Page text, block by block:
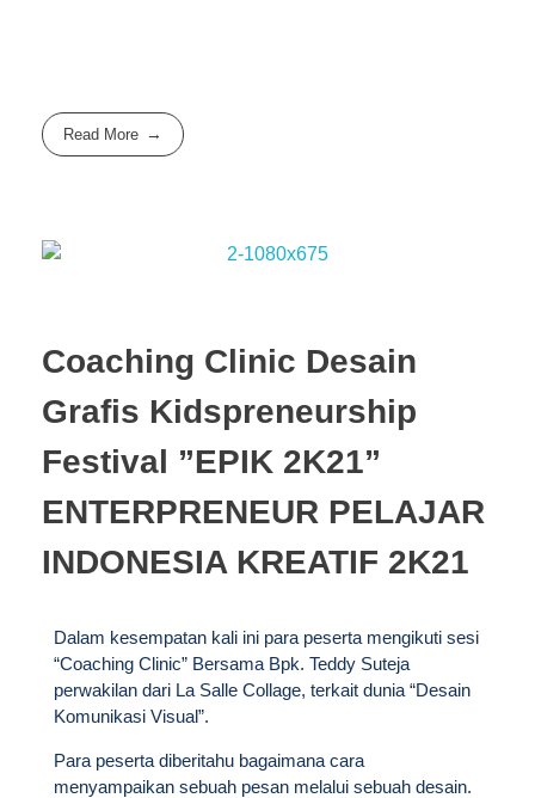
Read More
Coaching Clinic Desain
Grafis Kidspreneurship
Festival ”EPIK 2K21”
ENTERPRENEUR PELAJAR
INDONESIA KREATIF 2K21
Dalam kesempatan kali ini para peserta mengikuti sesi
“Coaching Clinic” Bersama Bpk. Teddy Suteja
perwakilan dari La Salle Collage, terkait dunia “Desain
Komunikasi Visual”.
Para peserta diberitahu bagaimana cara
menyampaikan sebuah pesan melalui sebuah desain.